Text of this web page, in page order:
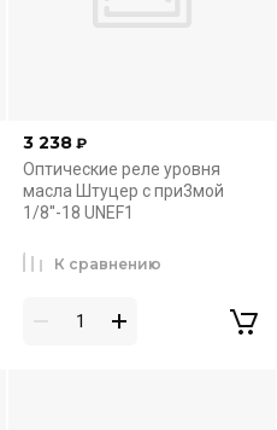
3 238 ₽
Оптические реле уровня
масла Штуцер с при3мой
1/8''-18 UNEF1
К сравнению